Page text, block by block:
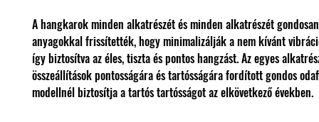
A hangkarok minden alkatrészét és minden alkatrészét
anyagokkal frissítették, hogy minimalizálják a nem kívánt
így biztosítva az éles, tiszta és pontos hangzást. Az egyes
összeállítások pontosságára és tartósságára fordított gondos
modellnél biztosítja a tartós tartósságot az elkövetkező években.